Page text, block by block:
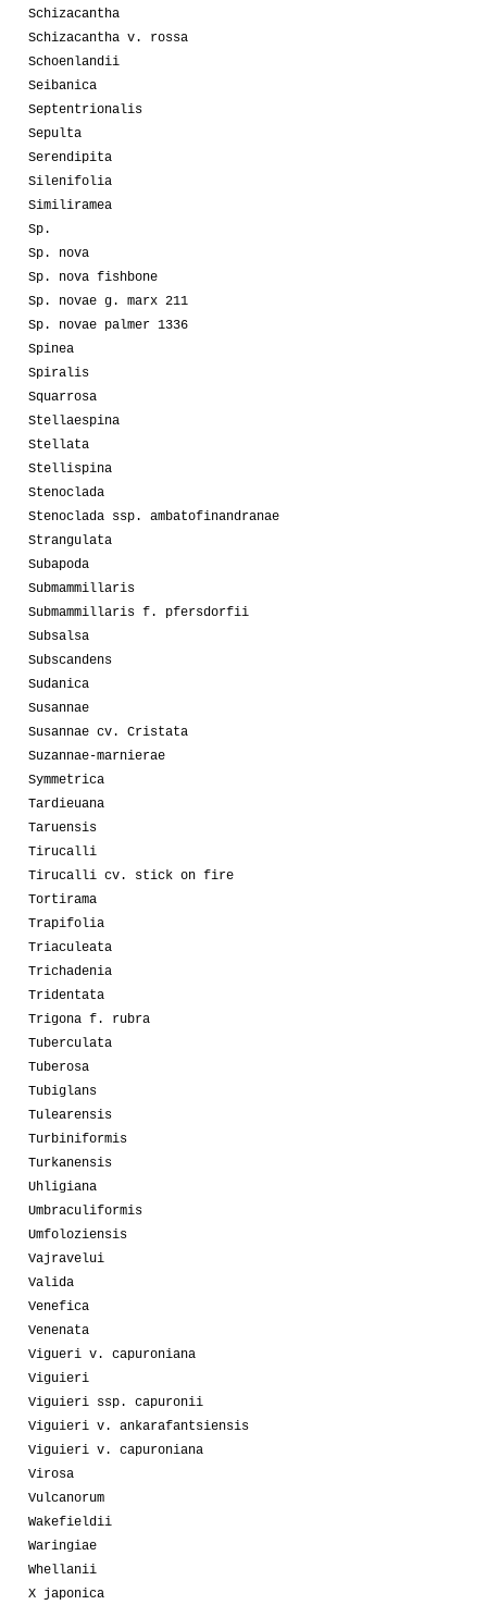
Schizacantha
Schizacantha v. rossa
Schoenlandii
Seibanica
Septentrionalis
Sepulta
Serendipita
Silenifolia
Similiramea
Sp.
Sp. nova
Sp. nova fishbone
Sp. novae g. marx 211
Sp. novae palmer 1336
Spinea
Spiralis
Squarrosa
Stellaespina
Stellata
Stellispina
Stenoclada
Stenoclada ssp. ambatofinandranae
Strangulata
Subapoda
Submammillaris
Submammillaris f. pfersdorfii
Subsalsa
Subscandens
Sudanica
Susannae
Susannae cv. Cristata
Suzannae-marnierae
Symmetrica
Tardieuana
Taruensis
Tirucalli
Tirucalli cv. stick on fire
Tortirama
Trapifolia
Triaculeata
Trichadenia
Tridentata
Trigona f. rubra
Tuberculata
Tuberosa
Tubiglans
Tulearensis
Turbiniformis
Turkanensis
Uhligiana
Umbraculiformis
Umfoloziensis
Vajravelui
Valida
Venefica
Venenata
Vigueri v. capuroniana
Viguieri
Viguieri ssp. capuronii
Viguieri v. ankarafantsiensis
Viguieri v. capuroniana
Virosa
Vulcanorum
Wakefieldii
Waringiae
Whellanii
X japonica